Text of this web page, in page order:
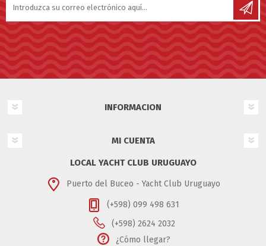
INFORMACION
MI CUENTA
LOCAL YACHT CLUB URUGUAYO
Puerto del Buceo - Yacht Club Uruguayo
(+598) 099 498 631
(+598) 2624 2032
¿Cómo llegar?